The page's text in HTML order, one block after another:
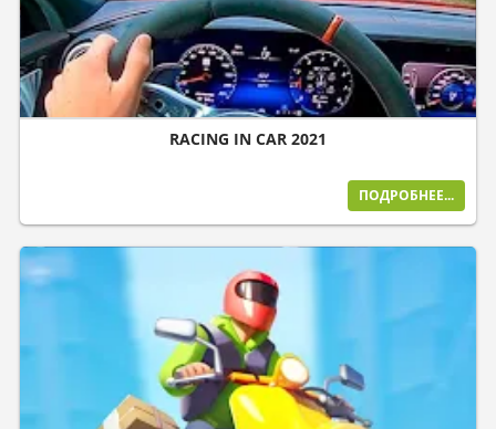
RACING IN CAR 2021
ПОДРОБНЕЕ...